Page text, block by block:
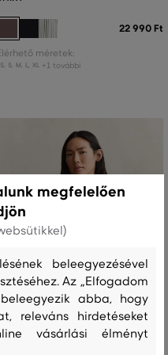
22 990 Ft
méretek:
, S, M L, XL +1 további
megfelelően
beleegyezésével
Az „Elfogadom
abba, hogy
releváns hirdetéseket
vásárlási élményt